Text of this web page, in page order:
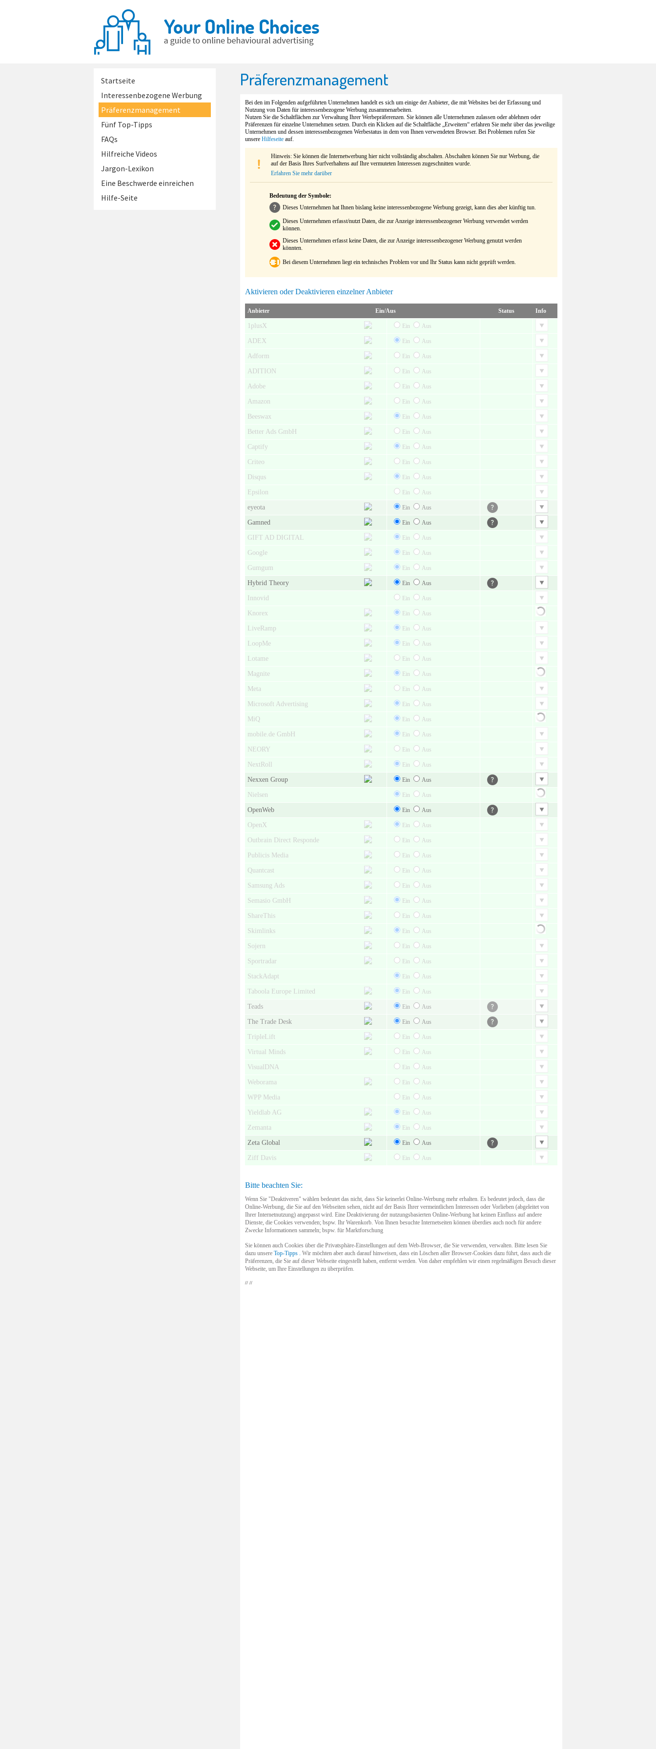
Startseite
Interessenbezogene Werbung
Präferenzmanagement
Fünf Top-Tipps
FAQs
Hilfreiche Videos
Jargon-Lexikon
Eine Beschwerde einreichen
Hilfe-Seite
Präferenzmanagement
Bei den im Folgenden aufgeführten Unternehmen handelt es sich um einige der Anbieter, die mit Websites bei der Erfassung und
Nutzung von Daten für interessenbezogene Werbung zusammenarbeiten.
Nutzen Sie die Schaltflächen zur Verwaltung Ihrer Werbepräferenzen. Sie können alle Unternehmen zulassen oder ablehnen oder
Präferenzen für einzelne Unternehmen setzen. Durch ein Klicken auf die Schaltfläche „Erweitern“ erfahren Sie mehr über das jeweilige
Unternehmen und dessen interessenbezogenen Werbestatus in dem von Ihnen verwendeten Browser. Bei Problemen rufen Sie
unsere Hilfeseite auf.
Hinweis: Sie können die Internetwerbung hier nicht vollständig abschalten. Abschalten können Sie nur Werbung, die
auf der Basis Ihres Surfverhaltens auf Ihre vermuteten Interessen zugeschnitten wurde.
Erfahren Sie mehr darüber
Bedeutung der Symbole:
Dieses Unternehmen hat Ihnen bislang keine interessenbezogene Werbung gezeigt, kann dies aber künftig tun.
Dieses Unternehmen erfasst/nutzt Daten, die zur Anzeige interessenbezogener Werbung verwendet werden
können.
Dieses Unternehmen erfasst keine Daten, die zur Anzeige interessenbezogener Werbung genutzt werden
könnten.
Bei diesem Unternehmen liegt ein technisches Problem vor und Ihr Status kann nicht geprüft werden.